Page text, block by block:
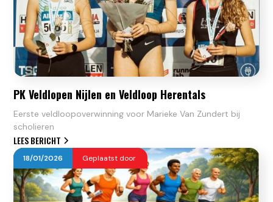
PK Veldlopen Nijlen en Veldloop Herentals
Eerste veldloopoverwinning voor Marieke Van Zundert bij
scholieren
LEES BERICHT
18/01/2026 Geplaatst door